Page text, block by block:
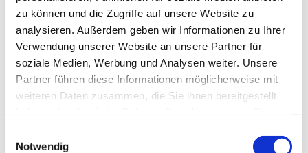
zu können und die Zugriffe auf unsere Website zu
analysieren. Außerdem geben wir Informationen zu Ihrer
Verwendung unserer Website an unsere Partner für
soziale Medien, Werbung und Analysen weiter. Unsere
Partner führen diese Informationen möglicherweise mit
weiteren Daten zusammen, die Sie ihnen bereitgestellt
Notwendig